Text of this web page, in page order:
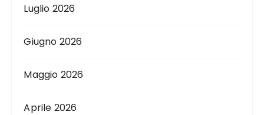
Luglio 2026
Giugno 2026
Maggio 2026
Aprile 2026